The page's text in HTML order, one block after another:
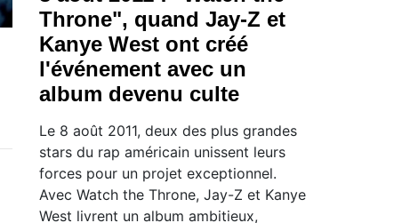
Throne", quand Jay-Z et
Kanye West ont créé
l'événement avec un
album devenu culte
Le 8 août 2011, deux des plus grandes
stars du rap américain unissent leurs
forces pour un projet exceptionnel.
Avec Watch the Throne, Jay-Z et Kanye
West livrent un album ambitieux,